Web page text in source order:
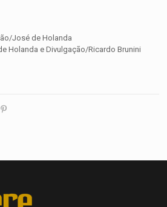
José de Holanda
Holanda e Divulgação/Ricardo Brunini